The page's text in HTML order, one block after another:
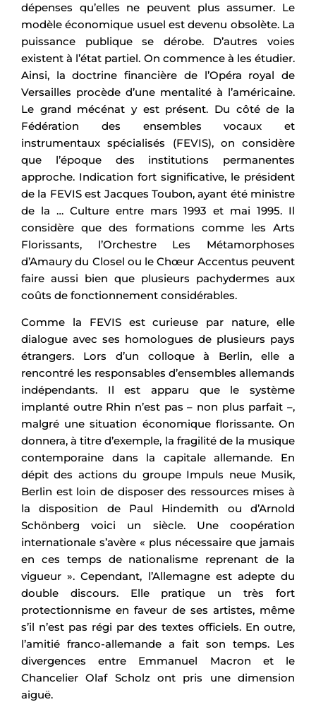
dépenses qu’elles ne peuvent plus assumer. Le
modèle économique usuel est devenu obsolète. La
puissance publique se dérobe. D’autres voies
existent à l’état partiel. On commence à les étudier.
Ainsi, la doctrine financière de l’Opéra royal de
Versailles procède d’une mentalité à l’américaine.
Le grand mécénat y est présent. Du côté de la
Fédération des ensembles vocaux et
instrumentaux spécialisés (FEVIS), on considère
que l’époque des institutions permanentes
approche. Indication fort significative, le président
de la FEVIS est Jacques Toubon, ayant été ministre
de la … Culture entre mars 1993 et mai 1995. Il
considère que des formations comme les Arts
Florissants, l’Orchestre Les Métamorphoses
d’Amaury du Closel ou le Chœur Accentus peuvent
faire aussi bien que plusieurs pachydermes aux
coûts de fonctionnement considérables.
Comme la FEVIS est curieuse par nature, elle
dialogue avec ses homologues de plusieurs pays
étrangers. Lors d’un colloque à Berlin, elle a
rencontré les responsables d’ensembles allemands
indépendants. Il est apparu que le système
implanté outre Rhin n’est pas – non plus parfait –,
malgré une situation économique florissante. On
donnera, à titre d’exemple, la fragilité de la musique
contemporaine dans la capitale allemande. En
dépit des actions du groupe Impuls neue Musik,
Berlin est loin de disposer des ressources mises à
la disposition de Paul Hindemith ou d’Arnold
Schönberg voici un siècle. Une coopération
internationale s’avère « plus nécessaire que jamais
en ces temps de nationalisme reprenant de la
vigueur ». Cependant, l’Allemagne est adepte du
double discours. Elle pratique un très fort
protectionnisme en faveur de ses artistes, même
s’il n’est pas régi par des textes officiels. En outre,
l’amitié franco-allemande a fait son temps. Les
divergences entre Emmanuel Macron et le
Chancelier Olaf Scholz ont pris une dimension
aiguë.